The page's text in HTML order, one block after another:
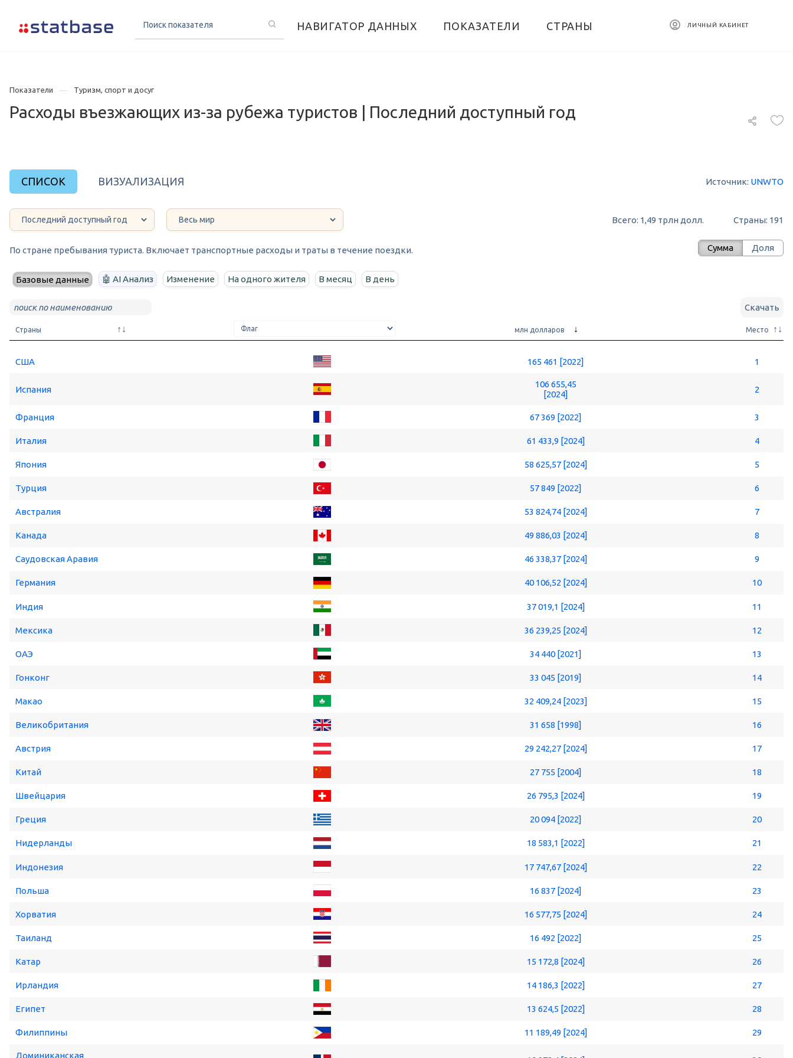
НАВИГАТОР ДАННЫХ ПОКАЗАТЕЛИ СТРАНЫ ЛИЧНЫЙ КАБИНЕТ
Показатели Туризм, спорт и досуг
Расходы въезжающих из-за рубежа туристов | Последний доступный год
СПИСОК ВИЗУАЛИЗАЦИЯ Источник: UNWTO
Всего: 1,49 трлн долл. Страны: 191
По стране пребывания туриста. Включает транспортные расходы и траты в течение поездки. Сумма Доля
Базовые данные 🤖 AI Анализ Изменение На одного жителя В месяц В день
Скачать
Страны млн долларов Место
США 165 461 [2022] 1
Испания
106 655,45
[2024]
2
Франция 67 369 [2022] 3
Италия 61 433,9 [2024] 4
Япония 58 625,57 [2024] 5
Турция 57 849 [2022] 6
Австралия 53 824,74 [2024] 7
Канада 49 886,03 [2024] 8
Саудовская Аравия 46 338,37 [2024] 9
Германия 40 106,52 [2024] 10
Индия 37 019,1 [2024] 11
Мексика 36 239,25 [2024] 12
ОАЭ 34 440 [2021] 13
Гонконг 33 045 [2019] 14
Макао 32 409,24 [2023] 15
Великобритания 31 658 [1998] 16
Австрия 29 242,27 [2024] 17
Китай 27 755 [2004] 18
Швейцария 26 795,3 [2024] 19
Греция 20 094 [2022] 20
Нидерланды 18 583,1 [2022] 21
Индонезия 17 747,67 [2024] 22
Польша 16 837 [2024] 23
Хорватия 16 577,75 [2024] 24
Таиланд 16 492 [2022] 25
Катар 15 172,8 [2024] 26
Ирландия 14 186,3 [2022] 27
Египет 13 624,5 [2022] 28
Филиппины 11 189,49 [2024] 29
Доминиканская